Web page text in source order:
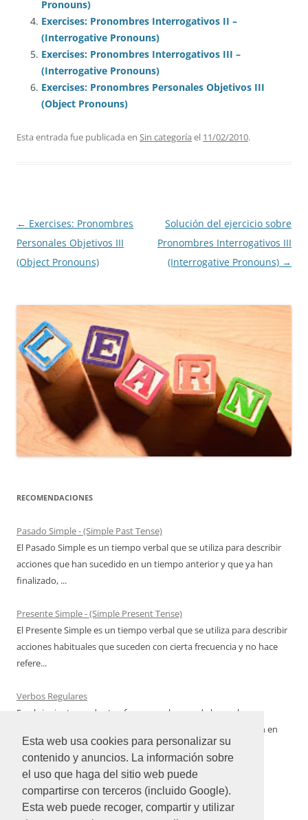
Esta web usa cookies para personalizar su
contenido y anuncios. La información sobre
el uso que haga del sitio web puede
compartirse con terceros (incluido Google).
Esta web puede recoger, compartir y utilizar
Pronouns)
Exercises: Pronombres Interrogativos II –
(Interrogative Pronouns)
Exercises: Pronombres Interrogativos III –
(Interrogative Pronouns)
Exercises: Pronombres Personales Objetivos III
(Object Pronouns)
Esta entrada fue publicada en Sin categoría el 11/02/2010.
Navegación
de
entradas
← Exercises: Pronombres
Personales Objetivos III
(Object Pronouns)
Solución del ejercicio sobre
Pronombres Interrogativos III
(Interrogative Pronouns) →
RECOMENDACIONES
Pasado Simple - (Simple Past Tense)
El Pasado Simple es un tiempo verbal que se utiliza para describir
acciones que han sucedido en un tiempo anterior y que ya han
finalizado, ...
Presente Simple - (Simple Present Tense)
El Presente Simple es un tiempo verbal que se utiliza para describir
acciones habituales que suceden con cierta frecuencia y no hace
refere...
Verbos Regulares
En el siguiente cuadro te ofrecemos algunos de los verbos
regulares del idioma inglés más utilizados con su conjugación en
Pasado Simple qu...